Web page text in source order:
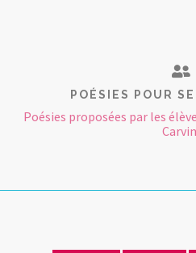
POÉSIES POUR
Poésies proposées par les